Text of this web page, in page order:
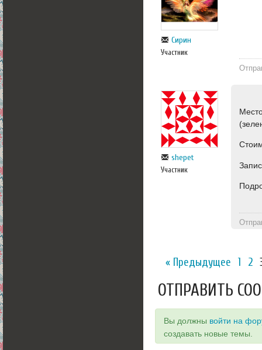
Сирин
Участник
shepet
Участник
« Предыдущее 1 2
ОТПРАВИТЬ
Вы должны войти на
создавать новые темы.